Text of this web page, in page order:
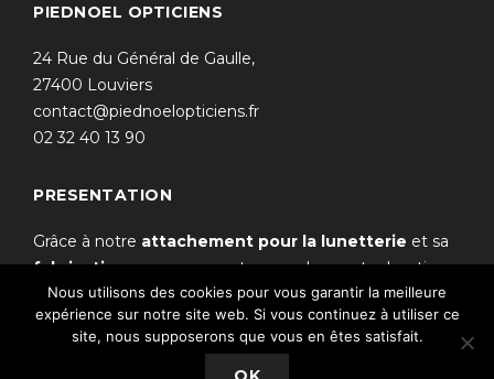
PIEDNOEL OPTICIENS
24 Rue du Général de Gaulle,
27400 Louviers
contact@piednoelopticiens.fr
02 32 40 13 90
PRESENTATION
Grâce à notre attachement pour la lunetterie et sa
fabrication, vous pourrez trouver dans notre boutique
une sélection de montures de qualité.
© Piednoël opticiens © 2019 –
Nous utilisons des cookies pour vous garantir la meilleure
expérience sur notre site web. Si vous continuez à utiliser ce
site, nous supposerons que vous en êtes satisfait.